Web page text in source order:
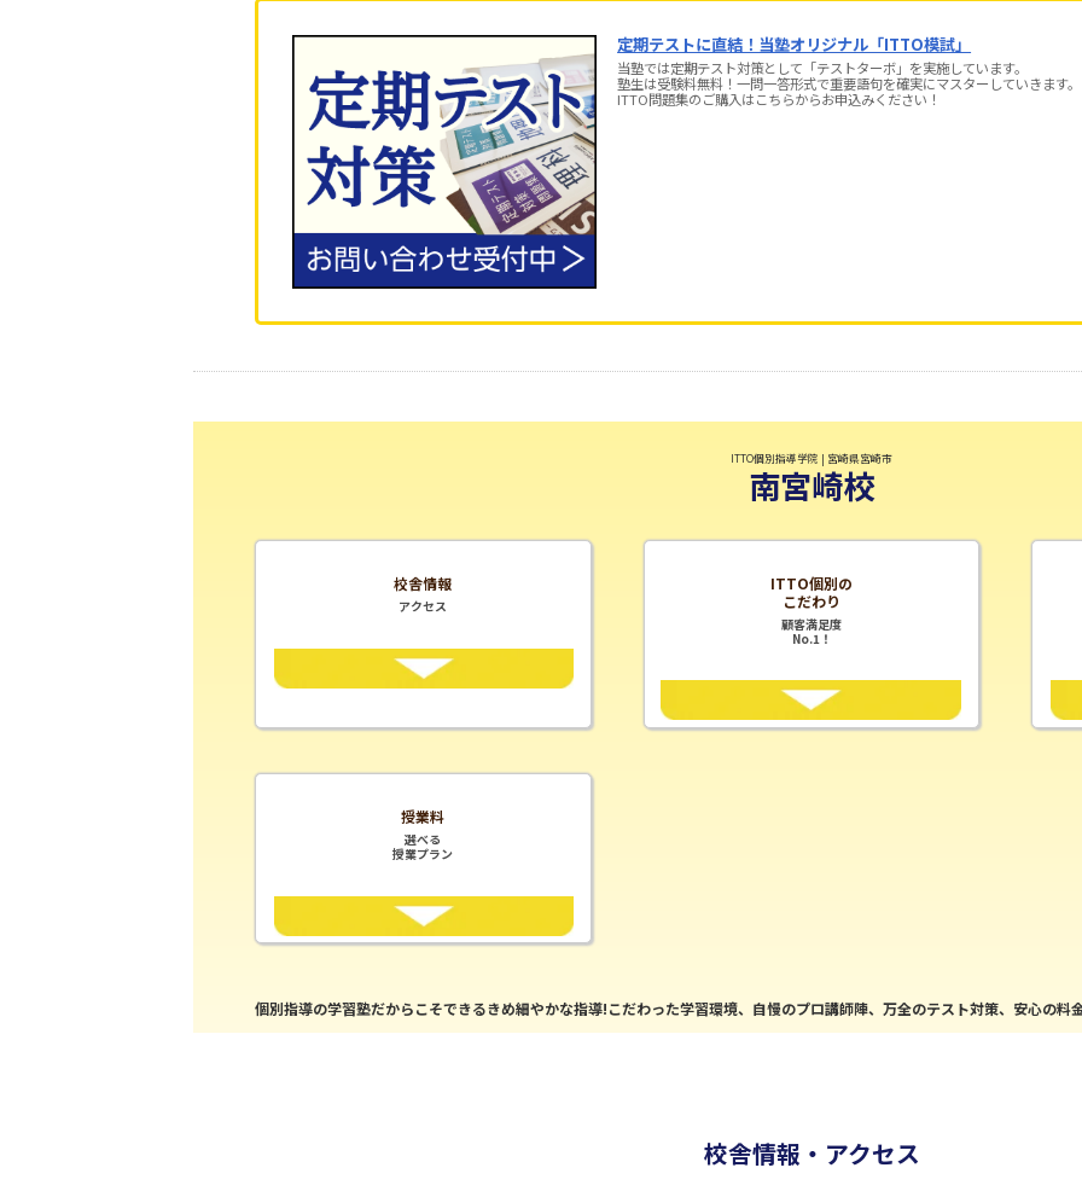
定期テストに直結！当塾オリジナル「ITTO模試」
当塾では定期テスト対策として「テストターボ」を実施しています。
塾生は受験料無料！一問一答形式で重要語句を確実にマスターしていきます。
ITTO問題集のご購入はこちらからお申込みください！
ITTO個別指導学院 | 宮崎県宮崎市
南宮崎校
校舎情報
アクセス
ITTO個別の
こだわり
顧客満足度
No.1！
授業料
選べる
授業プラン
個別指導の学習塾だからこそできるきめ細やかな指導!こだわった学習環境、自慢のプロ講師陣、万全のテスト対策、安心の料
校舎情報・アクセス